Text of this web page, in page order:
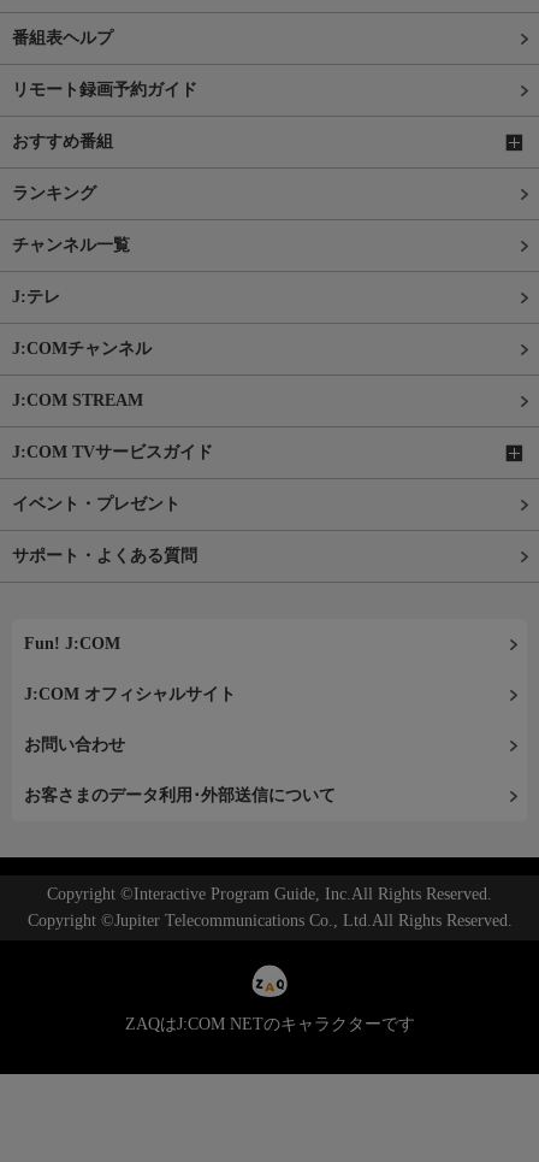
番組表ヘルプ
リモート録画予約ガイド
おすすめ番組
ランキング
チャンネル一覧
J:テレ
J:COMチャンネル
J:COM STREAM
J:COM TVサービスガイド
イベント・プレゼント
サポート・よくある質問
Fun! J:COM
J:COM オフィシャルサイト
お問い合わせ
お客さまのデータ利用･外部送信について
Copyright ©Interactive Program Guide, Inc.All Rights Reserved.
Copyright ©Jupiter Telecommunications Co., Ltd.All Rights Reserved.
ZAQはJ:COM NETのキャラクターです